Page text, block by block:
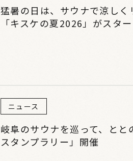
猛暑の日は、サウナで涼し
「キスケの夏2026」がスタ
ニュース
岐阜のサウナを巡って、と
スタンプラリー」開催